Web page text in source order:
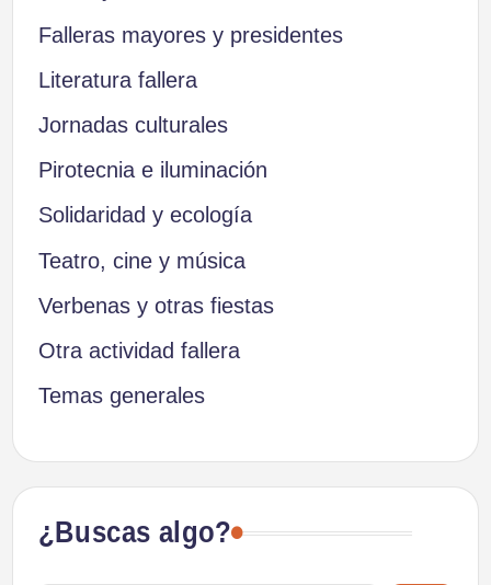
Falleras mayores y presidentes
Literatura fallera
Jornadas culturales
Pirotecnia e iluminación
Solidaridad y ecología
Teatro, cine y música
Verbenas y otras fiestas
Otra actividad fallera
Temas generales
¿Buscas algo?